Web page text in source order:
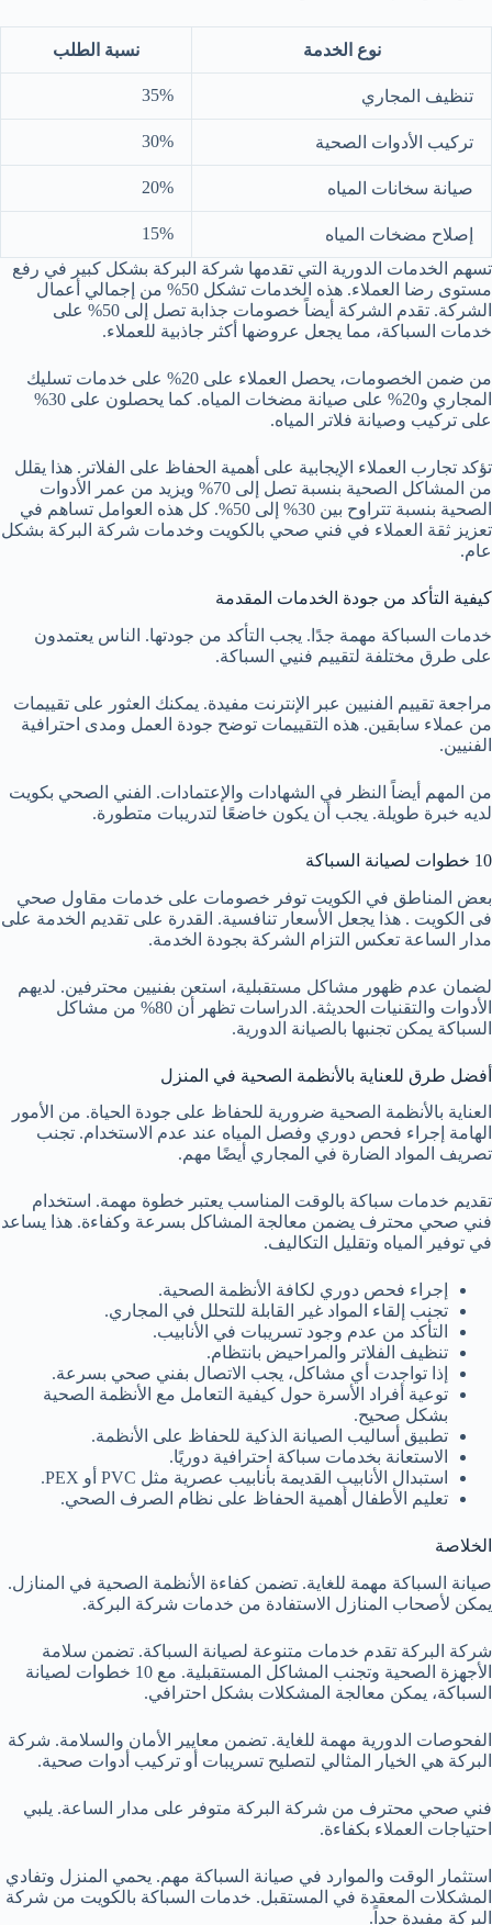
نوع الخدمة نسبة الطلب
تنظيف المجاري 35%
تركيب الأدوات الصحية 30%
صيانة سخانات المياه 20%
إصلاح مضخات المياه
15%
تسهم الخدمات الدورية التي تقدمها شركة البركة بشكل كبير في رفع
مستوى رضا العملاء. هذه الخدمات تشكل 50% من إجمالي أعمال
الشركة. تقدم الشركة أيضاً خصومات جذابة تصل إلى 50% على
خدمات السباكة، مما يجعل عروضها أكثر جاذبية للعملاء.
من ضمن الخصومات، يحصل العملاء على 20% على خدمات تسليك
المجاري و20% على صيانة مضخات المياه. كما يحصلون على 30%
على تركيب وصيانة فلاتر المياه.
تؤكد تجارب العملاء الإيجابية على أهمية الحفاظ على الفلاتر. هذا يقلل
من المشاكل الصحية بنسبة تصل إلى 70% ويزيد من عمر الأدوات
الصحية بنسبة تتراوح بين 30% إلى 50%. كل هذه العوامل تساهم في
تعزيز ثقة العملاء في فني صحي بالكويت وخدمات شركة البركة بشكل
عام.
كيفية التأكد من جودة الخدمات المقدمة
خدمات السباكة مهمة جدًا. يجب التأكد من جودتها. الناس يعتمدون
على طرق مختلفة لتقييم فنيي السباكة.
مراجعة تقييم الفنيين عبر الإنترنت مفيدة. يمكنك العثور على تقييمات
من عملاء سابقين. هذه التقييمات توضح جودة العمل ومدى احترافية
الفنيين.
من المهم أيضاً النظر في الشهادات والإعتمادات. الفني الصحي بكويت
لديه خبرة طويلة. يجب أن يكون خاضعًا لتدريبات متطورة.
10 خطوات لصيانة السباكة
بعض المناطق في الكويت توفر خصومات على خدمات مقاول صحي
فى الكويت . هذا يجعل الأسعار تنافسية. القدرة على تقديم الخدمة على
مدار الساعة تعكس التزام الشركة بجودة الخدمة.
لضمان عدم ظهور مشاكل مستقبلية، استعن بفنيين محترفين. لديهم
الأدوات والتقنيات الحديثة. الدراسات تظهر أن 80% من مشاكل
السباكة يمكن تجنبها بالصيانة الدورية.
أفضل طرق للعناية بالأنظمة الصحية في المنزل
العناية بالأنظمة الصحية ضرورية للحفاظ على جودة الحياة. من الأمور
الهامة إجراء فحص دوري وفصل المياه عند عدم الاستخدام. تجنب
تصريف المواد الضارة في المجاري أيضًا مهم.
تقديم خدمات سباكة بالوقت المناسب يعتبر خطوة مهمة. استخدام
فني صحي محترف يضمن معالجة المشاكل بسرعة وكفاءة. هذا يساعد
في توفير المياه وتقليل التكاليف.
إجراء فحص دوري لكافة الأنظمة الصحية.
تجنب إلقاء المواد غير القابلة للتحلل في المجاري.
التأكد من عدم وجود تسريبات في الأنابيب.
تنظيف الفلاتر والمراحيض بانتظام.
إذا تواجدت أي مشاكل، يجب الاتصال بفني صحي بسرعة.
توعية أفراد الأسرة حول كيفية التعامل مع الأنظمة الصحية
بشكل صحيح.
تطبيق أساليب الصيانة الذكية للحفاظ على الأنظمة.
الاستعانة بخدمات سباكة احترافية دوريًا.
استبدال الأنابيب القديمة بأنابيب عصرية مثل PVC أو PEX.
تعليم الأطفال أهمية الحفاظ على نظام الصرف الصحي.
الخلاصة
صيانة السباكة مهمة للغاية. تضمن كفاءة الأنظمة الصحية في المنازل.
يمكن لأصحاب المنازل الاستفادة من خدمات شركة البركة.
شركة البركة تقدم خدمات متنوعة لصيانة السباكة. تضمن سلامة
الأجهزة الصحية وتجنب المشاكل المستقبلية. مع 10 خطوات لصيانة
السباكة، يمكن معالجة المشكلات بشكل احترافي.
الفحوصات الدورية مهمة للغاية. تضمن معايير الأمان والسلامة. شركة
البركة هي الخيار المثالي لتصليح تسريبات أو تركيب أدوات صحية.
فني صحي محترف من شركة البركة متوفر على مدار الساعة. يلبي
احتياجات العملاء بكفاءة.
استثمار الوقت والموارد في صيانة السباكة مهم. يحمي المنزل وتفادي
المشكلات المعقدة في المستقبل. خدمات السباكة بالكويت من شركة
البركة مفيدة جداً.